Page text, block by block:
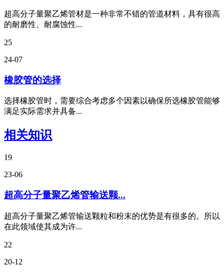
超高分子量聚乙烯管材是一种非常不错的管道材料，具有很高
的耐磨性、耐腐蚀性...
25
24-07
橡胶管的选择
选择橡胶管时，需要综合考虑多个因素以确保所选橡胶管能够
满足实际需求并具备...
相关知识
19
23-06
超高分子量聚乙烯管输送颗...
超高分子量聚乙烯管输送颗粒和粉末的优势是有很多的。所以
在此领域使其成为许...
22
20-12